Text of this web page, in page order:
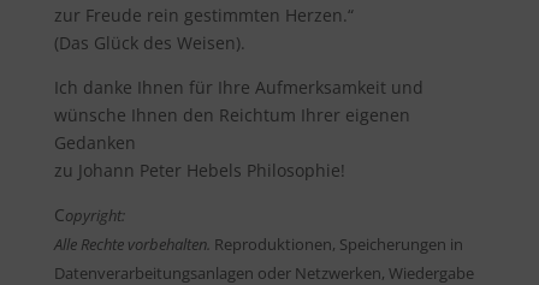
zur Freude rein gestimmten Herzen.“
(Das Glück des Weisen).
Ich danke Ihnen für Ihre Aufmerksamkeit und
wünsche Ihnen den Reichtum Ihrer eigenen
Gedanken
zu Johann Peter Hebels Philosophie!
Copyright:
Alle Rechte vorbehalten. Reproduktionen, Speicherungen in
Datenverarbeitungsanlagen oder Netzwerken, Wiedergabe